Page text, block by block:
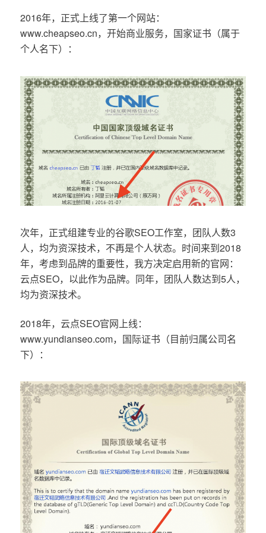
2016年，正式上线了第一个网站：
www.cheapseo.cn，开始商业服务，国家证书（属于
个人名下）：
次年，正式组建专业的谷歌SEO工作室，团队人数3
人，均为资深技术，不再是个人状态。时间来到2018
年，考虑到品牌的重要性，我方决定启用新的官网：
云点SEO，以此作为品牌。同年，团队人数达到5人，
均为资深技术。
2018年，云点SEO官网上线：
www.yundianseo.com，国际证书（目前归属公司名
下）：